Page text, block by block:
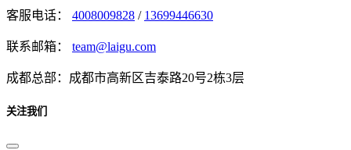
客服电话： 4008009828 / 13699446630
联系邮箱： team@laigu.com
成都总部：成都市高新区吉泰路20号2栋3层
关注我们